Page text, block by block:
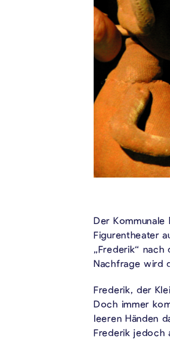
Der
Figurentheater
„Frederik“
Nachfrage wird
Frederik, der
Doch immer
leeren Händen
Frederik jedoch